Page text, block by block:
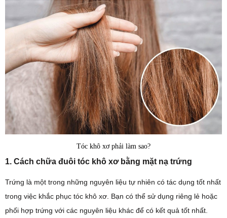
Tóc khô xơ phải làm sao?
1. Cách chữa đuôi tóc khô xơ bằng mặt nạ trứng
Trứng là một trong những nguyên liệu tự nhiên có tác dụng tốt nhất
trong việc khắc phục tóc khô xơ. Bạn có thể sử dụng riêng lẻ hoặc
phối hợp trứng với các nguyên liệu khác để có kết quả tốt nhất.